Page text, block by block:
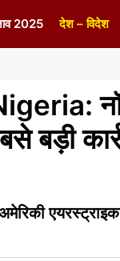
2025 देश – विदेश
बड़ी